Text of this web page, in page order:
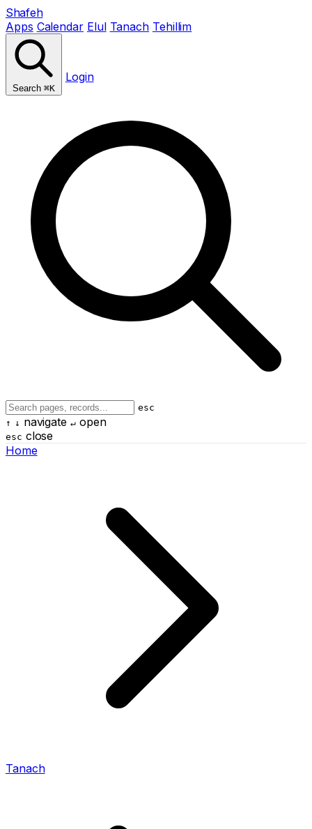
Shafeh
Apps Calendar Elul Tanach Tehillim
Search ⌘K
Login
esc
↑ ↓ navigate ↵open
esc close
Home
Tanach